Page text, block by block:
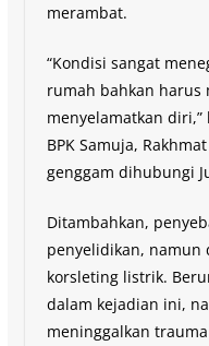
merambat.
“Kondisi sangat
rumah bahkan harus
menyelamatkan
BPK Samuja,
genggam dihubungi
Ditambahkan,
penyelidikan, namun
korsleting listrik.
dalam kejadian ini,
meninggalkan